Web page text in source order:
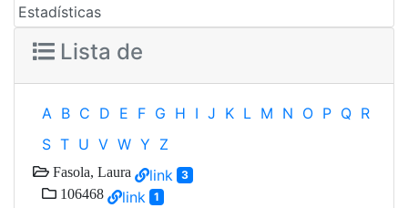
Estadísticas
Lista de
A B C D E F G H I J K L M N O P Q R
S T U V W Y Z
Fasola, Laura link 3
106468 link 1